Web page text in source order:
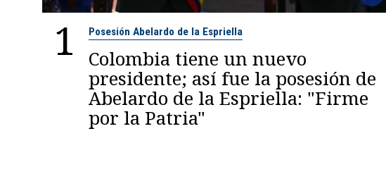
1 Posesión Abelardo de la Espriella
Colombia tiene un nuevo
presidente; así fue la posesión de
Abelardo de la Espriella: "Firme
por la Patria"